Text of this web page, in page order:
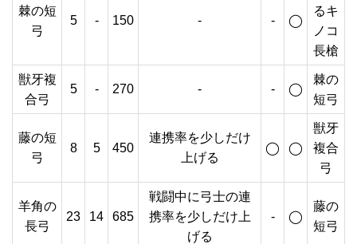
棘の短
弓
5 - 150 - - ◯
るキ
ノコ
長槍
獣牙複
合弓
5 - 270 - - ◯
棘の
短弓
藤の短
弓
8 5 450
連携率を少しだけ
上げる
◯ ◯
獣牙
複合
弓
羊角の
長弓
23 14 685
戦闘中に弓士の連
携率を少しだけ上
げる
- ◯
藤の
短弓